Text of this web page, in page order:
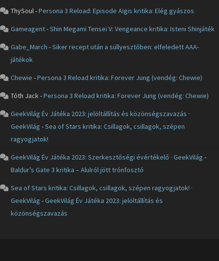
ThySoul-Persona 3 Reload: Episode Aigis kritika: Elég gyászos
Gameagent-Shin Megami Tensei V: Vengeance kritika: Isteni Shinjáték
Gabe_March -Siker recept után a süllyesztőben: elfeledett AAA-
játékok
Chewie -Persona 3 Reload kritika: Forever Jung (vendég: Chewie)
Tóth Jack-Persona 3 Reload kritika: Forever Jung (vendég: Chewie)
GeekVilág Év Játéka 2023: jelöltállítás és közönségszavazás ·
GeekVilág -Sea of Stars kritika: Csillagok, csillagok, szépen
ragyogjatok!
GeekVilág Év Játéka 2023: Szerkesztőségi évértékelő · GeekVilág -
Baldur’s Gate 3 kritika – Alulról jött trónfosztó
Sea of Stars kritika: Csillagok, csillagok, szépen ragyogjatok! ·
GeekVilág -GeekVilág Év Játéka 2023: jelöltállítás és
közönségszavazás